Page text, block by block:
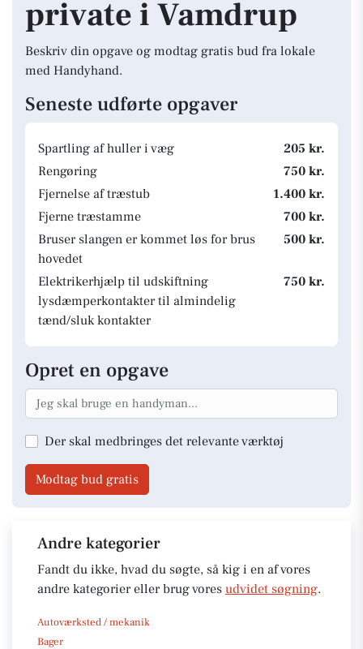
private i Vamdrup
Beskriv din opgave og modtag gratis bud fra lokale
med Handyhand.
Seneste udførte opgaver
Spartling af huller i væg
205 kr.
Rengøring
750 kr.
Fjernelse af træstub
1.400 kr.
Fjerne træstamme
700 kr.
Bruser slangen er kommet løs for brus
hovedet
500 kr.
Elektrikerhjælp til udskiftning
lysdæmperkontakter til almindelig
tænd/sluk kontakter
750 kr.
Opret en opgave
Der skal medbringes det relevante værktøj
Modtag bud gratis
Andre kategorier
Fandt du ikke, hvad du søgte, så kig i en af vores
andre kategorier eller brug vores udvidet søgning.
Autoværksted / mekanik
Bager